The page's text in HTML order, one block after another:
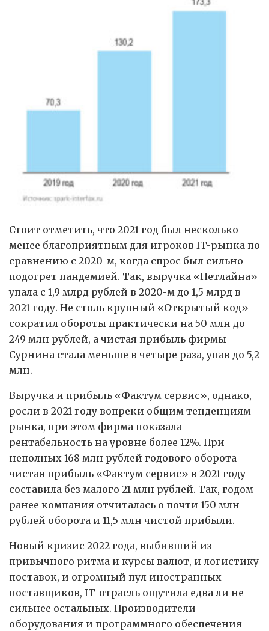
Стоит отметить, что 2021 год был несколько
менее благоприятным для игроков IT-рынка по
сравнению с 2020-м, когда спрос был сильно
подогрет пандемией. Так, выручка «Нетлайна»
упала с 1,9 млрд рублей в 2020-м до 1,5 млрд в
2021 году. Не столь крупный «Открытый код»
сократил обороты практически на 50 млн до
249 млн рублей, а чистая прибыль фирмы
Сурнина стала меньше в четыре раза, упав до 5,2
млн.
Выручка и прибыль «Фактум сервис», однако,
росли в 2021 году вопреки общим тенденциям
рынка, при этом фирма показала
рентабельность на уровне более 12%. При
неполных 168 млн рублей годового оборота
чистая прибыль «Фактум сервис» в 2021 году
составила без малого 21 млн рублей. Так, годом
ранее компания отчиталась о почти 150 млн
рублей оборота и 11,5 млн чистой прибыли.
Новый кризис 2022 года, выбивший из
привычного ритма и курсы валют, и логистику
поставок, и огромный пул иностранных
поставщиков, IT-отрасль ощутила едва ли не
сильнее остальных. Производители
оборудования и программного обеспечения